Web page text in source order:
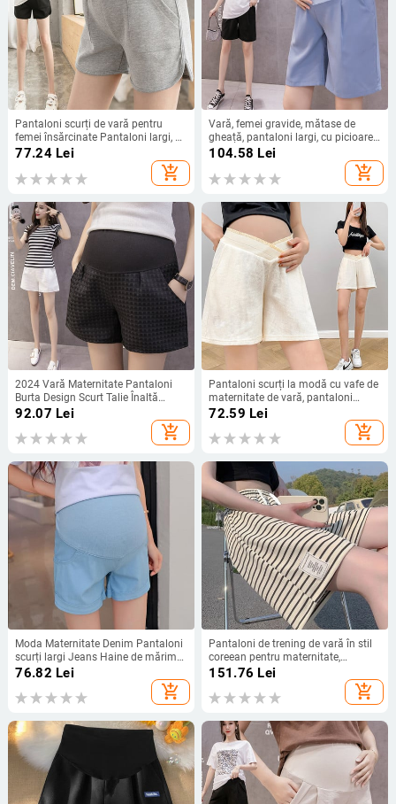
Pantaloni scurți de vară pentru
femei însărcinate Pantaloni largi, cu
picioare largi, mamă, abdomen,
pantaloni cu talie joasă, pantaloni
scurți din bumbac de maternitate,
77.24Lei
add_shopping_cart
Vară, femei gravide, mătase de
gheață, pantaloni largi, cu picioare
largi, de culoare uni, pantaloni
drepți cu talie înaltă, pantaloni
scurți pentru genunchi de
104.58 Lei
add_shopping_cart
2024 Vară Maternitate Pantaloni
Burta Design Scurt Talie Înaltă
Picioare Late Femeie Însărcinată
Pantaloni Dobby Largi
92.07 Lei
add_shopping_cart
Pantaloni scurți la modă cu vafe de
maternitate de vară, pantaloni
scurți pentru burtă reglabili, haine
pentru femei însărcinate, ocazional,
sarcină, haine pentru acasă
72.59 Lei
add_shopping_cart
Moda Maternitate Denim Pantaloni
scurți largi Jeans Haine de mărime
Plus Femei însărcinate Pantaloni
capris pentru îmbrăcăminte pentru
sarcină Pantaloni de maternitate
76.82 Lei
add_shopping_cart
Pantaloni de trening de vară în stil
coreean pentru maternitate,
picioare largi, ocazional, pentru
femeie însărcinată, pantaloni scurți
cu dungi Pantaloni în linie A
151.76 Lei
add_shopping_cart